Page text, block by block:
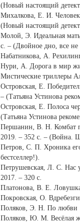
(Новый настоящий
Михалкова, Е. И.
(Новый настоящий
Молой, Э. Идеальная
с. – (Двойное дно, все не
Набатникова, А.
Нури, А. Дорога в мир
Мистические триллеры
Островская, Е.
– (Татьяна Устинова
Островская, Е. Полоса
(Татьяна Устинова
Першанин, В. Н. Комбат
2019. – 352 с. – (Война.
Петров, С. П. Хроника
бестселлер!).
Петрушевская, Л. С. Нас
2017. – 320 с.
Платонова, В. Е.
Покровская, О.
Поляков, Э. Н. По любви
Поляков, Ю. М. Весёлая